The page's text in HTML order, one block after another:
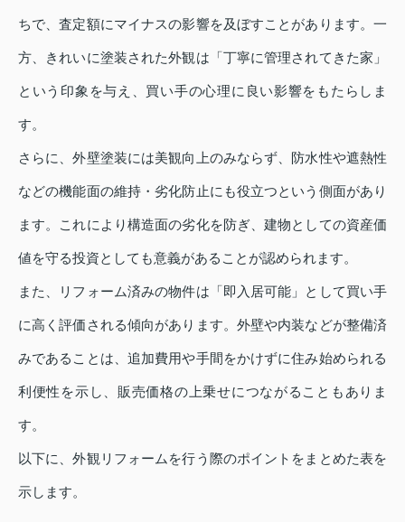
ちで、査定額にマイナスの影響を及ぼすことがあります。一
方、きれいに塗装された外観は「丁寧に管理されてきた家」
という印象を与え、買い手の心理に良い影響をもたらしま
す。
さらに、外壁塗装には美観向上のみならず、防水性や遮熱性
などの機能面の維持・劣化防止にも役立つという側面があり
ます。これにより構造面の劣化を防ぎ、建物としての資産価
値を守る投資としても意義があることが認められます。
また、リフォーム済みの物件は「即入居可能」として買い手
に高く評価される傾向があります。外壁や内装などが整備済
みであることは、追加費用や手間をかけずに住み始められる
利便性を示し、販売価格の上乗せにつながることもありま
す。
以下に、外観リフォームを行う際のポイントをまとめた表を
示します。